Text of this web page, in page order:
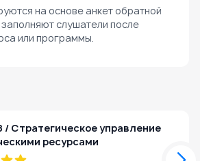
на основе анкет обратной
слушатели после
или программы.
/ Стратегическое управление
ресурсами